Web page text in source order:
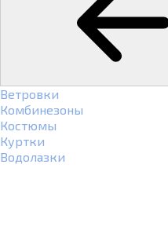
Ветровки
Комбинезоны
Костюмы
Куртки
Водолазки